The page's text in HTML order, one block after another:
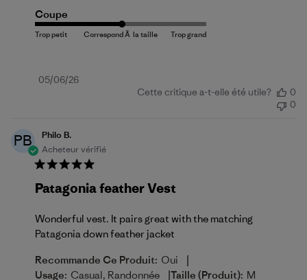
Coupe
Date
05/06/26
Cette critique a-t-elle été utile?
0
0
PB
Philo B.
Acheteur vérifié
Patagonia feather Vest
Wonderful vest. It pairs great with the matching
Patagonia down feather jacket
Recommande Ce Produit: Oui |
Usage: Casual, Randonnée |Taille (produit): M